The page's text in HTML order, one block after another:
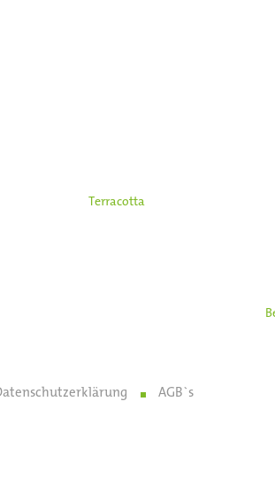
Terracotta
AGB`s